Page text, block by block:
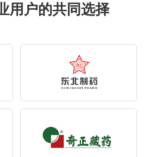
用户的共同选择